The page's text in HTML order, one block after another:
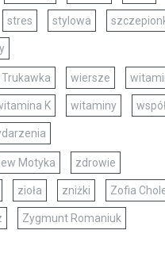
stres stylowa
wiersze
K witaminy
Motyka zdrowie
zioła zniżki Zofia
Zygmunt Romaniuk